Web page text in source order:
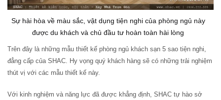
Sự hài hòa về màu sắc, vật dụng tiện nghi của phòng ngủ này
được du khách và chủ đầu tư hoàn toàn hài lòng
Trên đây là những mẫu thiết kế phòng ngủ khách sạn 5 sao tiện nghi,
đẳng cấp của SHAC. Hy vọng quý khách hàng sẽ có những trải nghiệm
thút vị với các mẫu thiết kế này.
Với kinh nghiệm và năng lực đã được khẳng định, SHAC tự hào sở